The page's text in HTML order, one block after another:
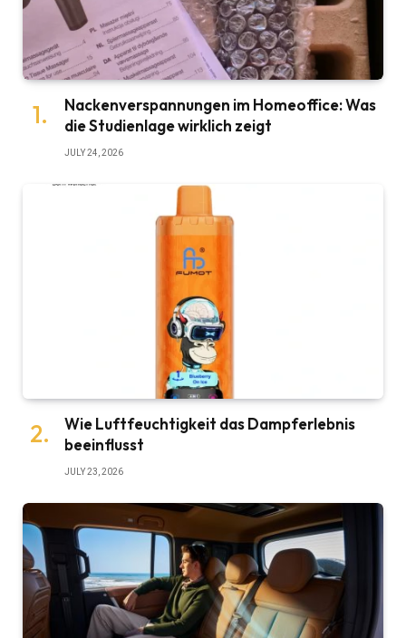
Nackenverspannungen im Homeoffice: Was
die Studienlage wirklich zeigt
JULY 24, 2026
Wie Luftfeuchtigkeit das Dampferlebnis
beeinflusst
JULY 23, 2026